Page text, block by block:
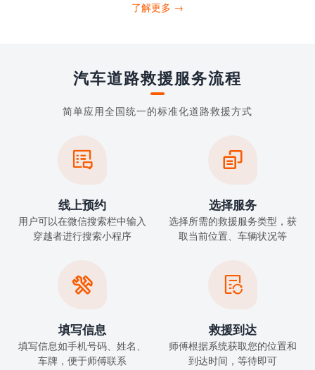
了解更多 →
汽车道路救援服务流程
简单应用全国统一的标准化道路救援方式

线上预约
用户可以在微信搜索栏中输入
穿越者进行搜索小程序

选择服务
选择所需的救援服务类型，获
取当前位置、车辆状况等

填写信息
填写信息如手机号码、姓名、
车牌，便于师傅联系

救援到达
师傅根据系统获取您的位置和
到达时间，等待即可